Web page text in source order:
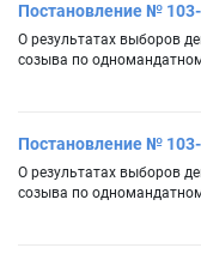
Постановление №
О результатах выборов
созыва по
Постановление №
О результатах выборов
созыва по